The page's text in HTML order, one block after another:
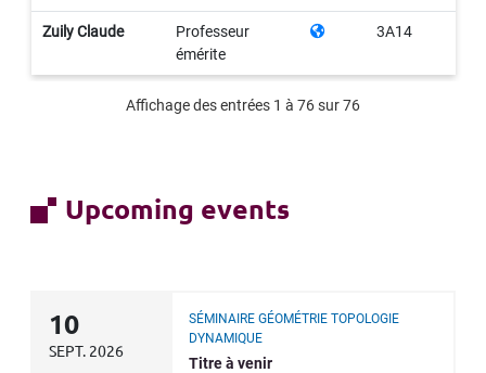
Zuily Claude
Professeur
émérite
3A14
Affichage des entrées 1 à 76 sur 76
Upcoming events
10
SEPT. 2026
SÉMINAIRE GÉOMÉTRIE TOPOLOGIE
DYNAMIQUE
Titre à venir